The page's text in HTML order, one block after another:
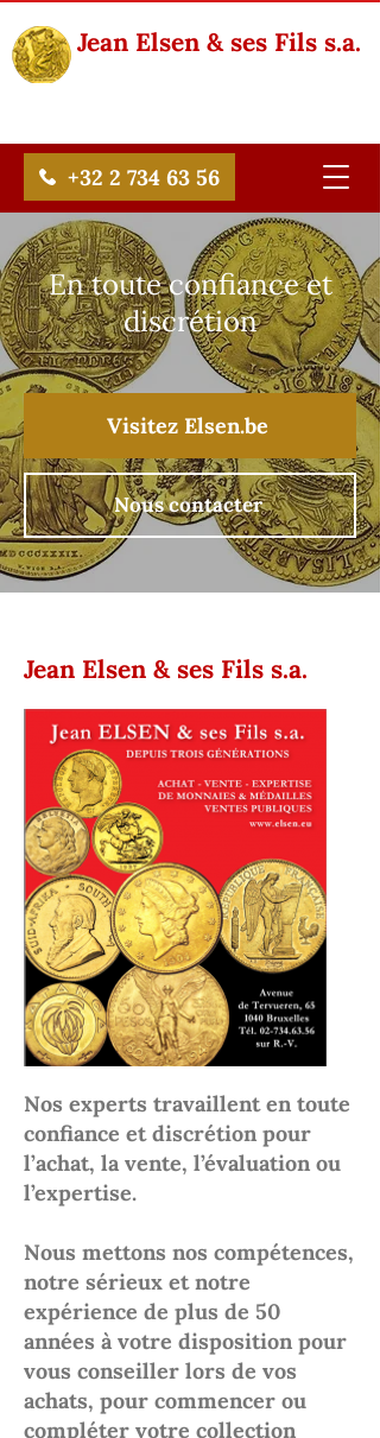
Jean Elsen & ses Fils s.a.
+32 2 734 63 56
En toute confiance et
discrétion
Visitez Elsen.be
Nous contacter
Jean Elsen & ses Fils s.a.
Nos experts travaillent en toute
confiance et discrétion pour
l’achat, la vente, l’évaluation ou
l’expertise.
Nous mettons nos compétences,
notre sérieux et notre
expérience de plus de 50
années à votre disposition pour
vous conseiller lors de vos
achats, pour commencer ou
compléter votre collection